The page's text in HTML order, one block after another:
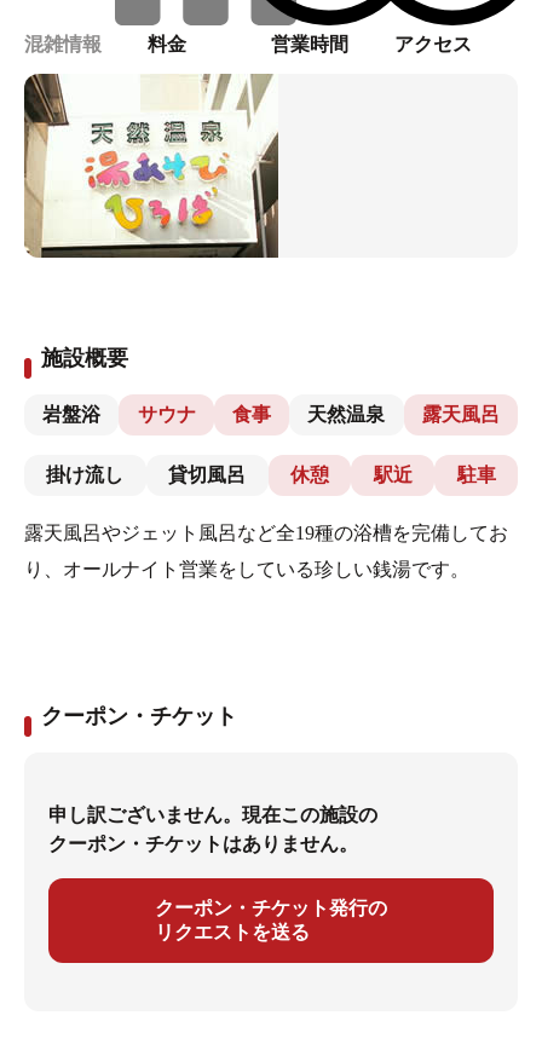
混雑情報 料金 営業時間 アクセス
施設概要
岩盤浴 サウナ 食事 天然温泉 露天風呂
掛け流し 貸切風呂 休憩 駅近 駐車
露天風呂やジェット風呂など全19種の浴槽を完備してお
り、オールナイト営業をしている珍しい銭湯です。
クーポン・チケット
申し訳ございません。現在この施設の
クーポン・チケットはありません。
クーポン・チケット発行の
リクエストを送る